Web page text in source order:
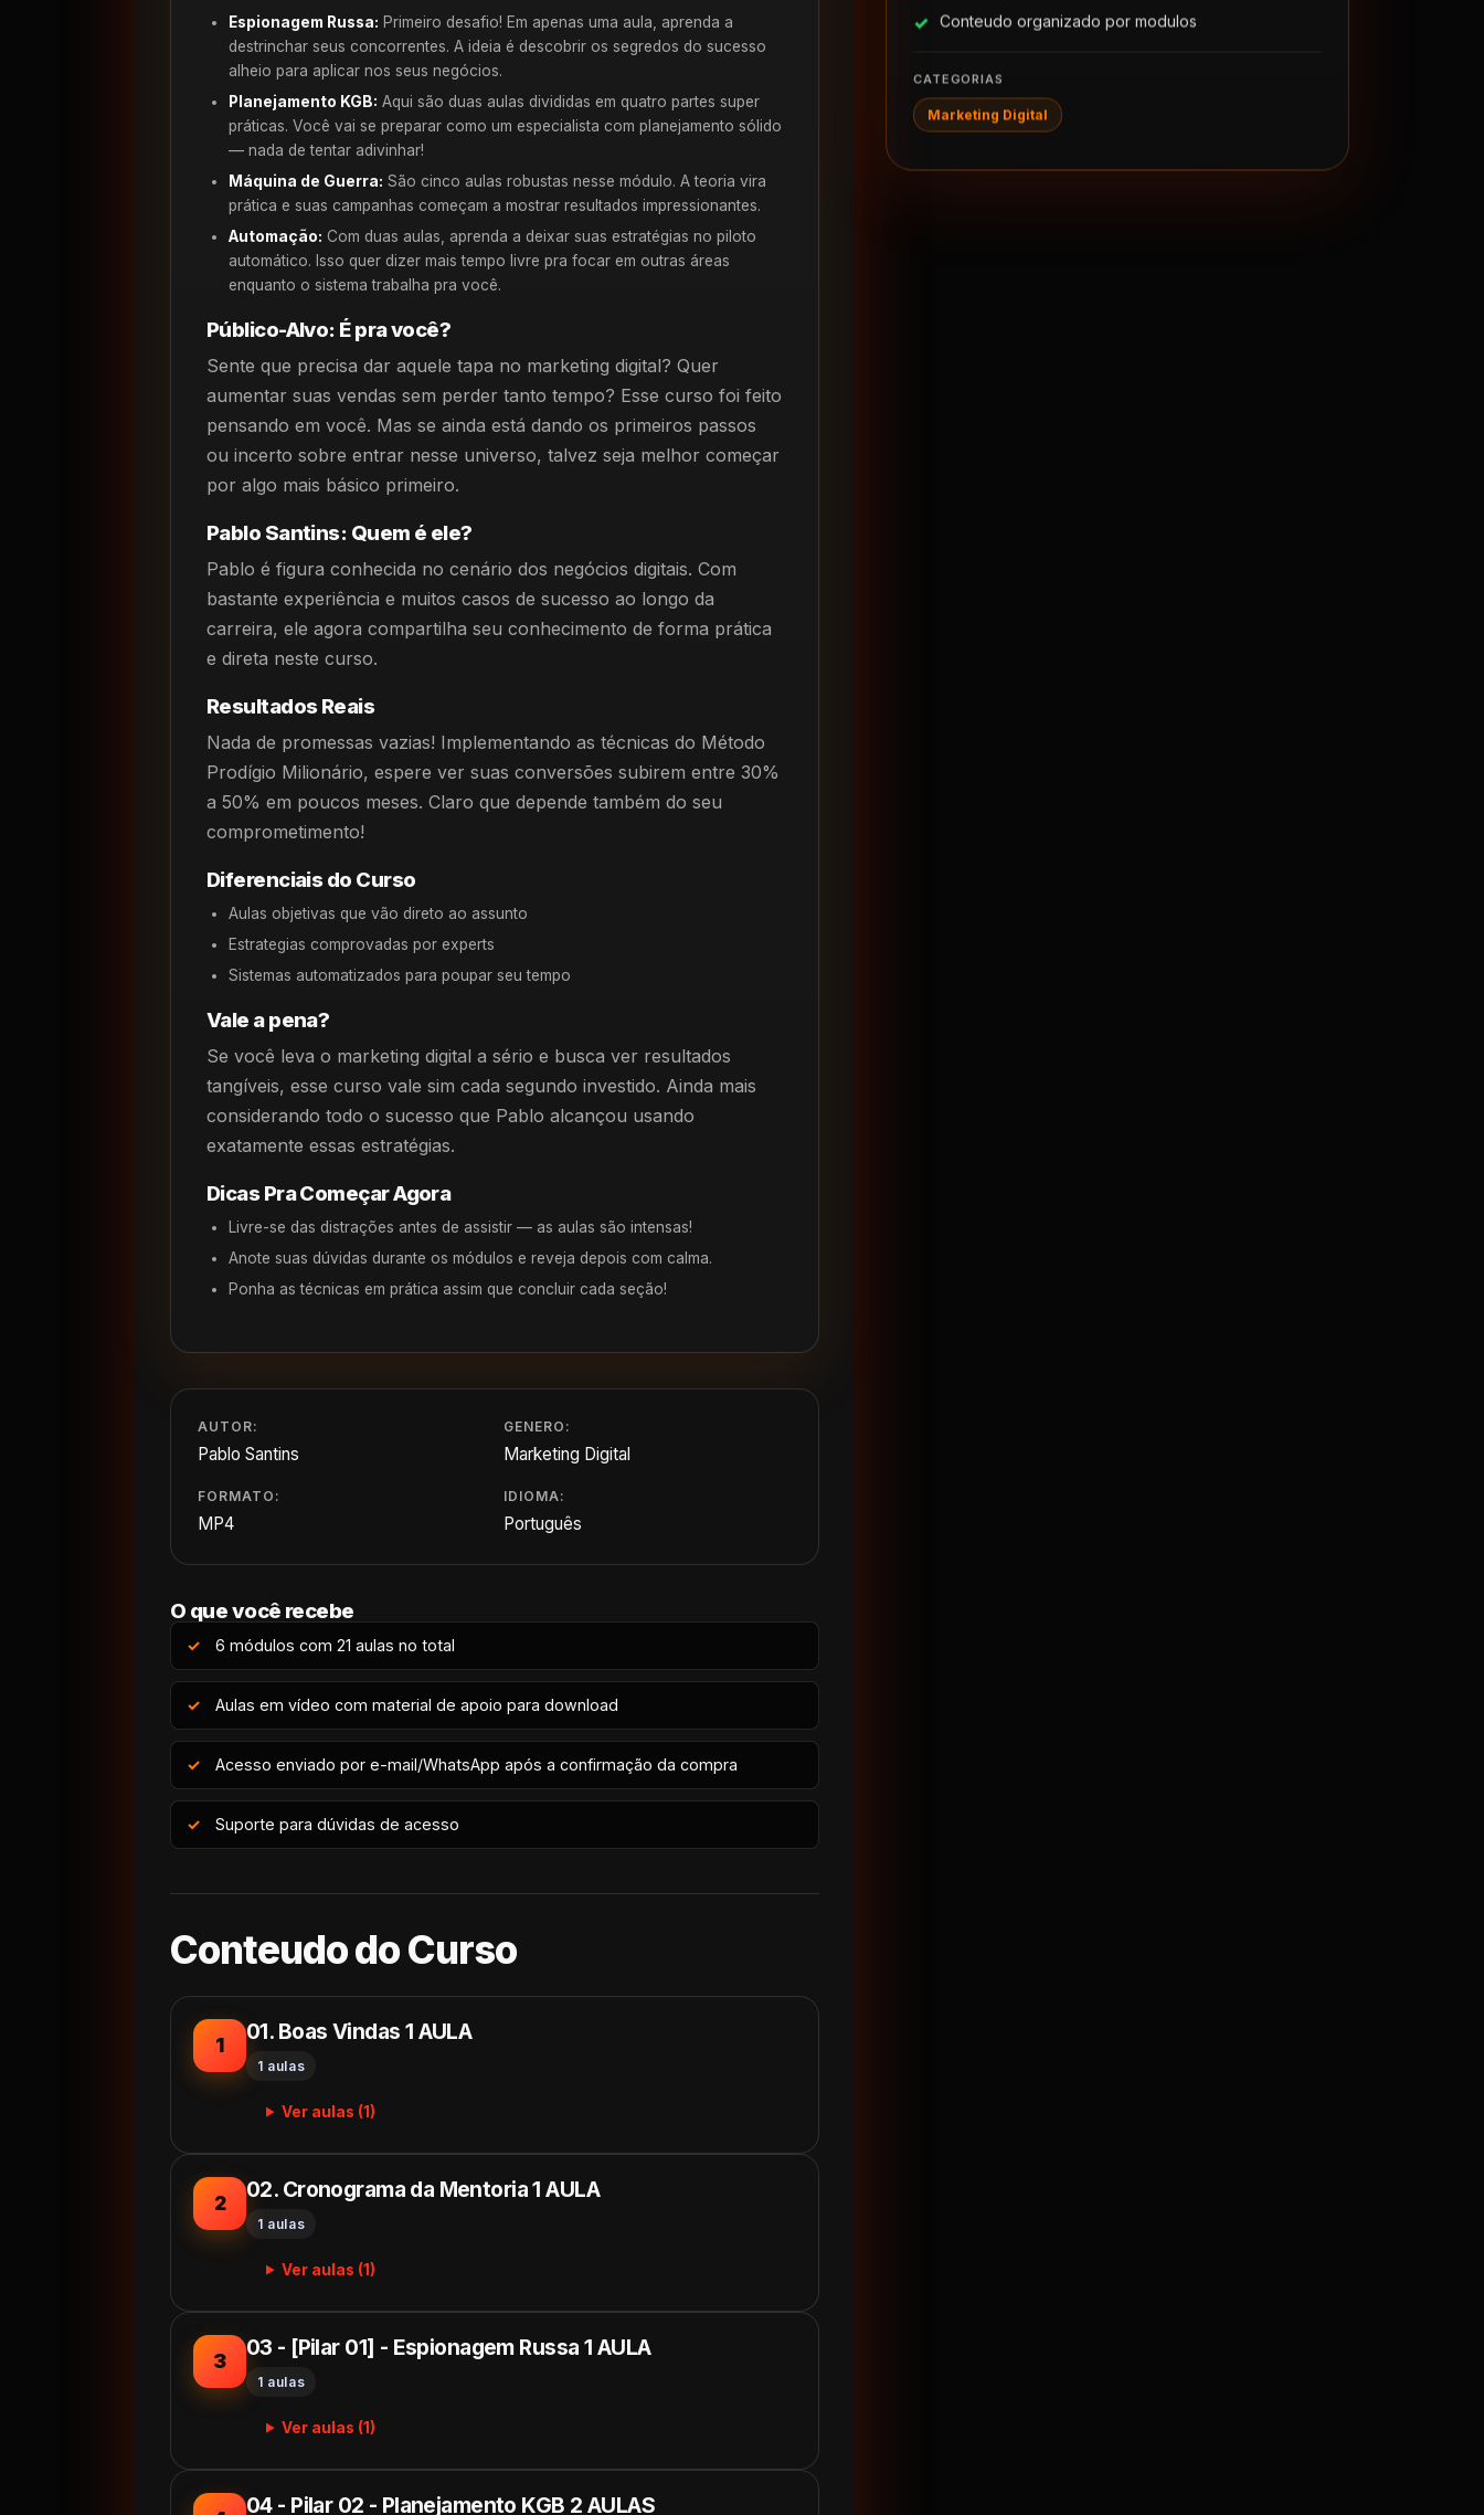
Espionagem Russa: Primeiro desafio! Em apenas uma aula, aprenda a
destrinchar seus concorrentes. A ideia é descobrir os segredos do sucesso
alheio para aplicar nos seus negócios.
Planejamento KGB: Aqui são duas aulas divididas em quatro partes super
práticas. Você vai se preparar como um especialista com planejamento sólido
— nada de tentar adivinhar!
Máquina de Guerra: São cinco aulas robustas nesse módulo. A teoria vira
prática e suas campanhas começam a mostrar resultados impressionantes.
Automação: Com duas aulas, aprenda a deixar suas estratégias no piloto
automático. Isso quer dizer mais tempo livre pra focar em outras áreas
enquanto o sistema trabalha pra você.
Público-Alvo: É pra você?
Sente que precisa dar aquele tapa no marketing digital? Quer
aumentar suas vendas sem perder tanto tempo? Esse curso foi feito
pensando em você. Mas se ainda está dando os primeiros passos
ou incerto sobre entrar nesse universo, talvez seja melhor começar
por algo mais básico primeiro.
Pablo Santins: Quem é ele?
Pablo é figura conhecida no cenário dos negócios digitais. Com
bastante experiência e muitos casos de sucesso ao longo da
carreira, ele agora compartilha seu conhecimento de forma prática
e direta neste curso.
Resultados Reais
Nada de promessas vazias! Implementando as técnicas do Método
Prodígio Milionário, espere ver suas conversões subirem entre 30%
a 50% em poucos meses. Claro que depende também do seu
comprometimento!
Diferenciais do Curso
Aulas objetivas que vão direto ao assunto
Estrategias comprovadas por experts
Sistemas automatizados para poupar seu tempo
Vale a pena?
Se você leva o marketing digital a sério e busca ver resultados
tangíveis, esse curso vale sim cada segundo investido. Ainda mais
considerando todo o sucesso que Pablo alcançou usando
exatamente essas estratégias.
Dicas Pra Começar Agora
Livre-se das distrações antes de assistir — as aulas são intensas!
Anote suas dúvidas durante os módulos e reveja depois com calma.
Ponha as técnicas em prática assim que concluir cada seção!
AUTOR:
Pablo Santins
GENERO:
Marketing Digital
FORMATO:
MP4
IDIOMA:
Português
O que você recebe
6 módulos com 21 aulas no total
Aulas em vídeo com material de apoio para download
Acesso enviado por e-mail/WhatsApp após a confirmação da compra
Suporte para dúvidas de acesso
Conteudo do Curso
1
01. Boas Vindas 1 AULA
1 aulas
Ver aulas (1)
2
02. Cronograma da Mentoria 1 AULA
1 aulas
Ver aulas (1)
3
03 - [Pilar 01] - Espionagem Russa 1 AULA
1 aulas
Ver aulas (1)
04 - Pilar 02 - Planejamento KGB 2 AULAS
Conteudo organizado por modulos
CATEGORIAS
Marketing Digital